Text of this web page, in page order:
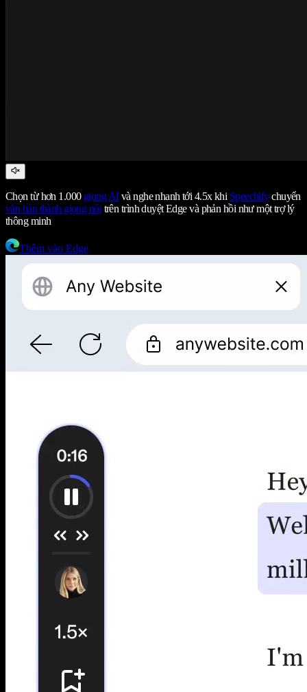
Chọn từ hơn 1.000 giọng AIvà nghe nhanh tới 4.5x khi Speechifychuyển
văn bản thành giọng nói trên trình duyệt Edge và phản hồi như một trợ lý
thông minh
Thêm vào Edge